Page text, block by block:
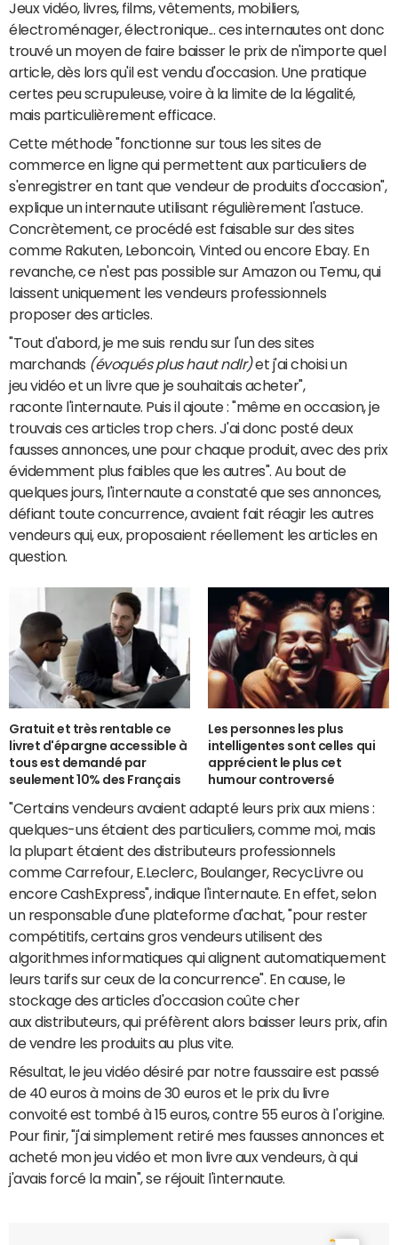
Jeux vidéo, livres, films, vêtements, mobiliers,
électroménager, électronique... ces internautes ont donc
trouvé un moyen de faire baisser le prix de n'importe quel
article, dès lors qu'il est vendu d'occasion. Une pratique
certes peu scrupuleuse, voire à la limite de la légalité,
mais particulièrement efficace.
Cette méthode "fonctionne sur tous les sites de
commerce en ligne qui permettent aux particuliers de
s'enregistrer en tant que vendeur de produits d'occasion",
explique un internaute utilisant régulièrement l'astuce.
Concrètement, ce procédé est faisable sur des sites
comme Rakuten, Leboncoin, Vinted ou encore Ebay. En
revanche, ce n'est pas possible sur Amazon ou Temu, qui
laissent uniquement les vendeurs professionnels
proposer des articles.
"Tout d'abord, je me suis rendu sur l'un des sites
marchands (évoqués plus haut ndlr)et j'ai choisi un
jeu vidéo et un livre que je souhaitais acheter",
raconte l'internaute. Puis il ajoute : "même en occasion, je
trouvais ces articles trop chers. J'ai donc posté deux
fausses annonces, une pour chaque produit, avec des prix
évidemment plus faibles que les autres". Au bout de
quelques jours, l'internaute a constaté que ses annonces,
défiant toute concurrence, avaient fait réagir les autres
vendeurs qui, eux, proposaient réellement les articles en
question.
Gratuit et très rentable ce
livret d'épargne accessible à
tous est demandé par
seulement 10% des Français
Les personnes les plus
intelligentes sont celles qui
apprécient le plus cet
humour controversé
"Certains vendeurs avaient adapté leurs prix aux miens :
quelques-uns étaient des particuliers, comme moi, mais
la plupart étaient des distributeurs professionnels
comme Carrefour, E.Leclerc, Boulanger, RecycLivre ou
encore CashExpress", indique l'internaute. En effet, selon
un responsable d'une plateforme d'achat, "pour rester
compétitifs, certains gros vendeurs utilisent des
algorithmes informatiques qui alignent automatiquement
leurs tarifs sur ceux de la concurrence". En cause, le
stockage des articles d'occasion coûte cher
aux distributeurs, qui préfèrent alors baisser leurs prix, afin
de vendre les produits au plus vite.
Résultat, le jeu vidéo désiré par notre faussaire est passé
de 40 euros à moins de 30 euros et le prix du livre
convoité est tombé à 15 euros, contre 55 euros à l'origine.
Pour finir, "j'ai simplement retiré mes fausses annonces et
acheté mon jeu vidéo et mon livre aux vendeurs, à qui
j'avais forcé la main", se réjouit l'internaute.